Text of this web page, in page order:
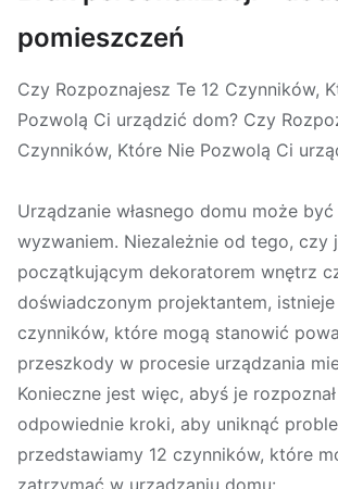
pomieszczeń
Czy Rozpoznajesz Te 12 Czynników,
Pozwolą Ci urządzić dom? Czy
Czynników, Które Nie Pozwolą Ci
Urządzanie własnego domu może
wyzwaniem. Niezależnie od tego, czy
początkującym dekoratorem wnętrz
doświadczonym projektantem,
czynników, które mogą stanowić
przeszkody w procesie urządzania
Konieczne jest więc, abyś je
odpowiednie kroki, aby uniknąć
przedstawiamy 12 czynników, które